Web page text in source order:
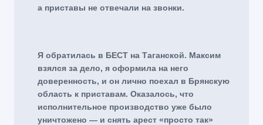
а приставы не отвечали на звонки.
Я обратилась в БЕСТ на Таганской. Максим
взялся за дело, я оформила на него
доверенность, и он лично поехал в Брянскую
область к приставам. Оказалось, что
исполнительное производство уже было
уничтожено — и снять арест «просто так»